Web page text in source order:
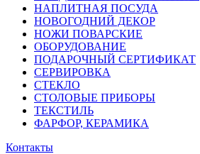
НАПЛИТНАЯ ПОСУДА
НОВОГОДНИЙ ДЕКОР
НОЖИ ПОВАРСКИЕ
ОБОРУДОВАНИЕ
ПОДАРОЧНЫЙ СЕРТИФИКАТ
СЕРВИРОВКА
СТЕКЛО
СТОЛОВЫЕ ПРИБОРЫ
ТЕКСТИЛЬ
ФАРФОР, КЕРАМИКА
Контакты